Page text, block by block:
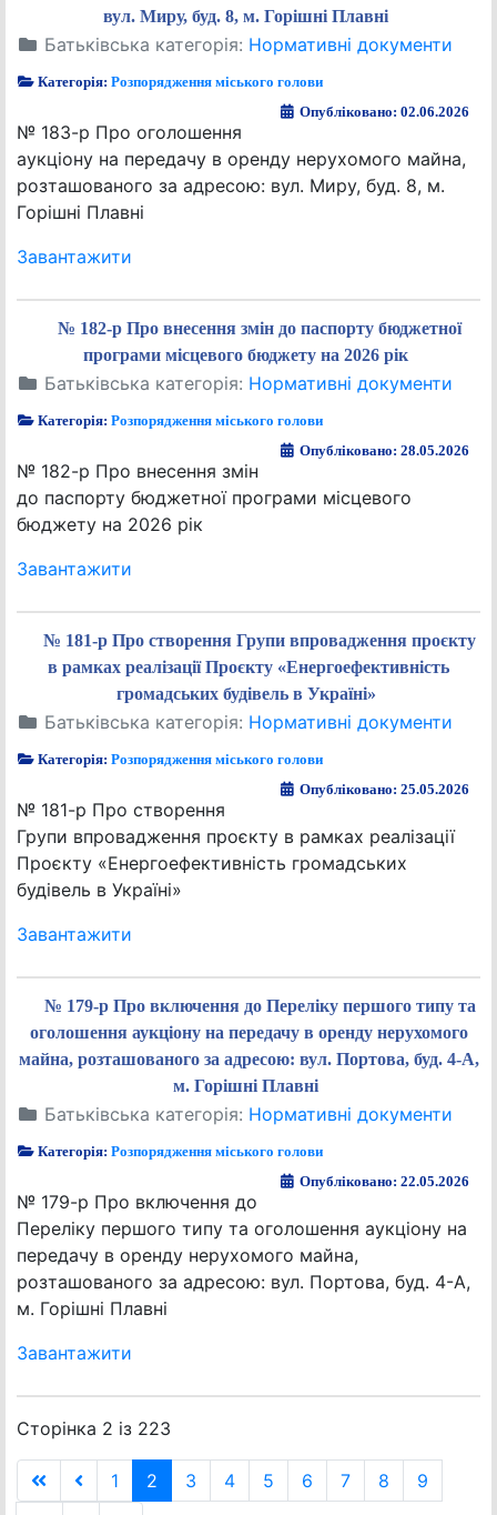
вул. Миру, буд. 8, м. Горішні Плавні
Батьківська категорія: Нормативні документи
Категорія:Розпорядження міського голови
Опубліковано: 02.06.2026
№ 183-р Про оголошення
аукціону на передачу в оренду нерухомого майна,
розташованого за адресою: вул. Миру, буд. 8, м.
Горішні Плавні
Завантажити
№ 182-р Про внесення змін до паспорту бюджетної
програми місцевого бюджету на 2026 рік
Батьківська категорія: Нормативні документи
Категорія:Розпорядження міського голови
Опубліковано: 28.05.2026
№ 182-р Про внесення змін
до паспорту бюджетної програми місцевого
бюджету на 2026 рік
Завантажити
№ 181-р Про створення Групи впровадження проєкту
в рамках реалізації Проєкту «Енергоефективність
громадських будівель в Україні»
Батьківська категорія: Нормативні документи
Категорія:Розпорядження міського голови
Опубліковано: 25.05.2026
№ 181-р Про створення
Групи впровадження проєкту в рамках реалізації
Проєкту «Енергоефективність громадських
будівель в Україні»
Завантажити
№ 179-р Про включення до Переліку першого типу та
оголошення аукціону на передачу в оренду нерухомого
майна, розташованого за адресою: вул. Портова, буд. 4-А,
м. Горішні Плавні
Батьківська категорія: Нормативні документи
Категорія:Розпорядження міського голови
Опубліковано: 22.05.2026
№ 179-р Про включення до
Переліку першого типу та оголошення аукціону на
передачу в оренду нерухомого майна,
розташованого за адресою: вул. Портова, буд. 4-А,
м. Горішні Плавні
Завантажити
Сторінка 2 із 223
1 2 3 4 5 6 7 8
9